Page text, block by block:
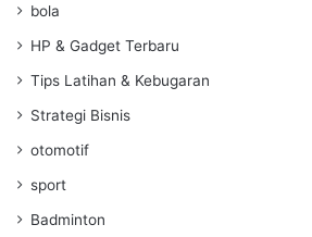
bola
HP & Gadget Terbaru
Tips Latihan & Kebugaran
Strategi Bisnis
otomotif
sport
Badminton